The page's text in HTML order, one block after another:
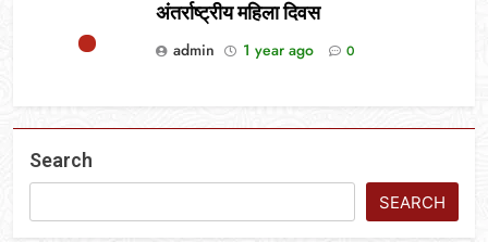
अंतर्राष्ट्रीय महिला दिवस
admin
1 year ago 0
Search
SEARCH